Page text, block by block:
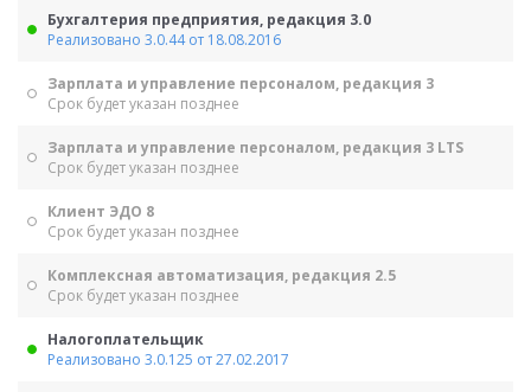
Бухгалтерия предприятия, редакция 3.0
Реализовано 3.0.44 от 18.08.2016
Зарплата и управление персоналом, редакция 3
Срок будет указан позднее
Зарплата и управление персоналом, редакция 3 LTS
Срок будет указан позднее
Клиент ЭДО 8
Срок будет указан позднее
Комплексная автоматизация, редакция 2.5
Срок будет указан позднее
Налогоплательщик
Реализовано 3.0.125 от 27.02.2017